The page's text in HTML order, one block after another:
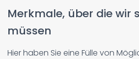
Merkmale, über die wir
müssen
Hier haben Sie eine Fülle von